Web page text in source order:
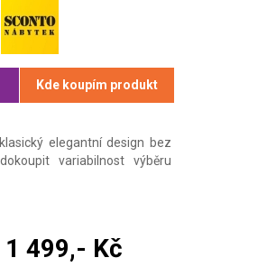
Kde koupím produkt
elegantní design bez
variabilnost výběru
1 499,- Kč